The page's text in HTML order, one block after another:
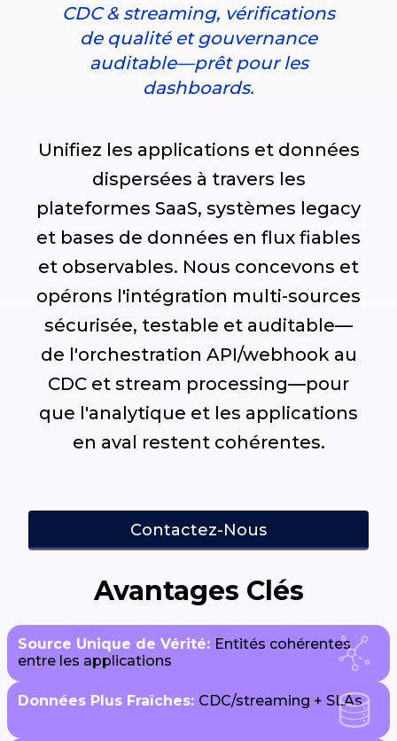
CDC & streaming, vérifications
de qualité et gouvernance
auditable—prêt pour les
dashboards.
Unifiez les applications et données
dispersées à travers les
plateformes SaaS, systèmes legacy
et bases de données en flux fiables
et observables. Nous concevons et
opérons l'intégration multi-sources
sécurisée, testable et auditable—
de l'orchestration API/webhook au
CDC et stream processing—pour
que l'analytique et les applications
en aval restent cohérentes.
Contactez-Nous
Avantages Clés
Source Unique de Vérité: Entités cohérentes
entre les applications
Données Plus Fraîches: CDC/streaming + SLAs